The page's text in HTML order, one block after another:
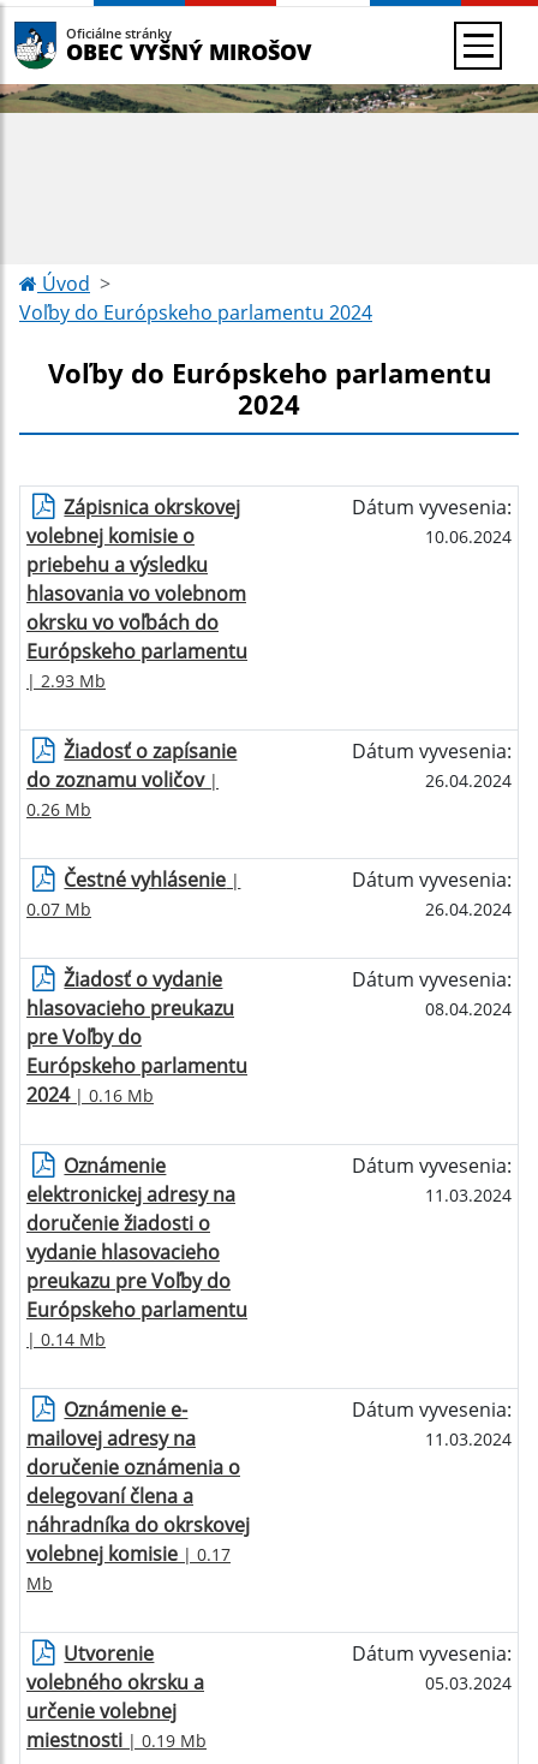
Oficiálne stránky
OBEC VYŠNÝ MIROŠOV
Úvod
Voľby do Európskeho parlamentu 2024
Voľby do Európskeho parlamentu
2024
Zápisnica okrskovej
volebnej komisie o
priebehu a výsledku
hlasovania vo volebnom
okrsku vo voľbách do
Európskeho parlamentu
| 2.93 Mb
Dátum vyvesenia:
10.06.2024
Žiadosť o zapísanie
do zoznamu voličov|
0.26 Mb
Dátum vyvesenia:
26.04.2024
Čestné vyhlásenie |
0.07 Mb
Dátum vyvesenia:
26.04.2024
Žiadosť o vydanie
hlasovacieho preukazu
pre Voľby do
Európskeho parlamentu
2024| 0.16 Mb
Dátum vyvesenia:
08.04.2024
Oznámenie
elektronickej adresy na
doručenie žiadosti o
vydanie hlasovacieho
preukazu pre Voľby do
Európskeho parlamentu
| 0.14 Mb
Dátum vyvesenia:
11.03.2024
Oznámenie e-
mailovej adresy na
doručenie oznámenia o
delegovaní člena a
náhradníka do okrskovej
volebnej komisie | 0.17
Mb
Dátum vyvesenia:
11.03.2024
Utvorenie
volebného okrsku a
určenie volebnej
miestnosti | 0.19 Mb
Dátum vyvesenia:
05.03.2024